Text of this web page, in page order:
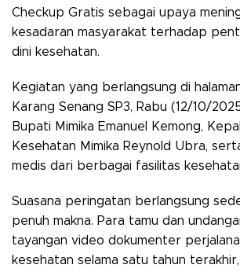
Checkup Gratis sebagai upaya
kesadaran masyarakat terhadap
dini kesehatan.
Kegiatan yang berlangsung di
Karang Senang SP3, Rabu (12/10/
Bupati Mimika Emanuel Kemong,
Kesehatan Mimika Reynold Ubra,
medis dari berbagai fasilitas
Suasana peringatan berlangsung
penuh makna. Para tamu dan
tayangan video dokumenter
kesehatan selama satu tahun